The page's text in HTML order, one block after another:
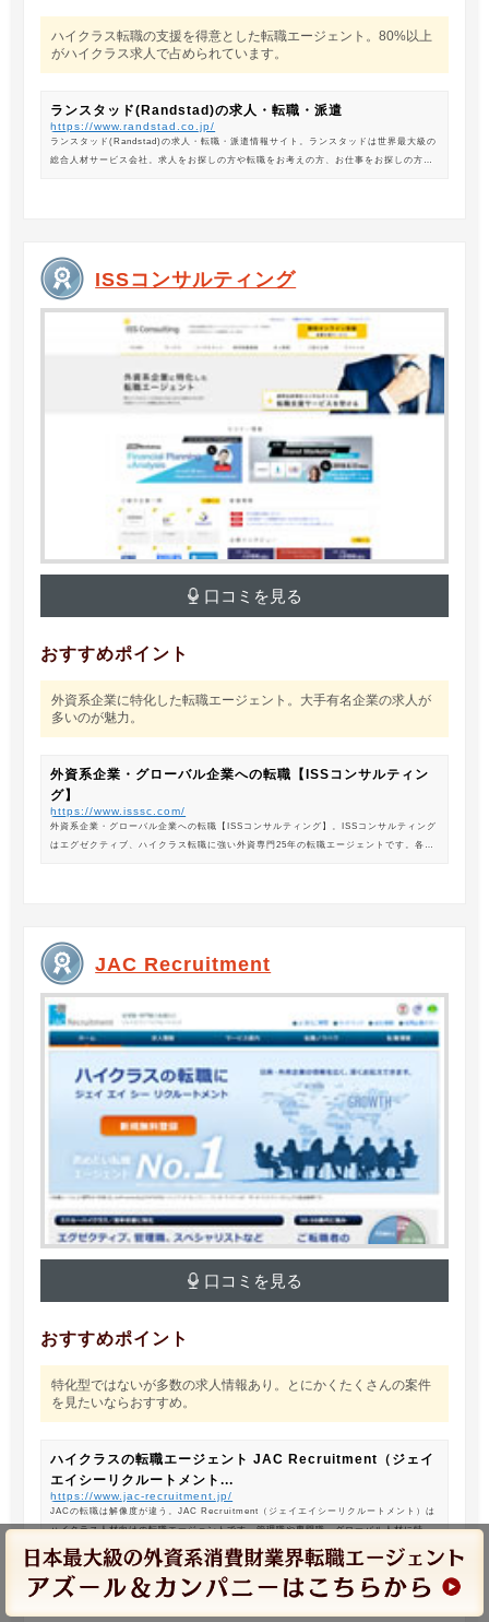
ハイクラス転職の支援を得意とした転職エージェント。80%以上
がハイクラス求人で占められています。
ランスタッド(Randstad)の求人・転職・派遣
https://www.randstad.co.jp/
ランスタッド(Randstad)の求人・転職・派遣情報サイト。ランスタッドは世界最大級の
総合人材サービス会社。求人をお探しの方や転職をお考えの方、お仕事をお探しの方に
ISSコンサルティング
口コミを見る
おすすめポイント
外資系企業に特化した転職エージェント。大手有名企業の求人が
多いのが魅力。
外資系企業・グローバル企業への転職【ISSコンサルティン
グ】
https://www.isssc.com/
外資系企業・グローバル企業への転職【ISSコンサルティング】。ISSコンサルティング
はエグゼクティブ、ハイクラス転職に強い外資専門25年の転職エージェントです。各業
JAC Recruitment
口コミを見る
おすすめポイント
特化型ではないが多数の求人情報あり。とにかくたくさんの案件
を見たいならおすすめ。
ハイクラスの転職エージェント JAC Recruitment（ジェイ
エイシーリクルートメント...
https://www.jac-recruitment.jp/
JACの転職は解像度が違う。JAC Recruitment（ジェイエイシーリクルートメント）は
ハイクラス人材向けの転職エージェントです。管理職や専門職、グローバル人材に特化
した専門のコンサルタントがあなたの転職をサポートします。